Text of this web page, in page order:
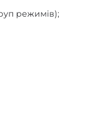
режимів);